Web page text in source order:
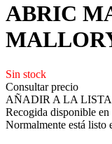
ABRIC
Sin stock
Consultar precio
AÑADIR A LA LISTA
Recogida disponible en
Normalmente está listo